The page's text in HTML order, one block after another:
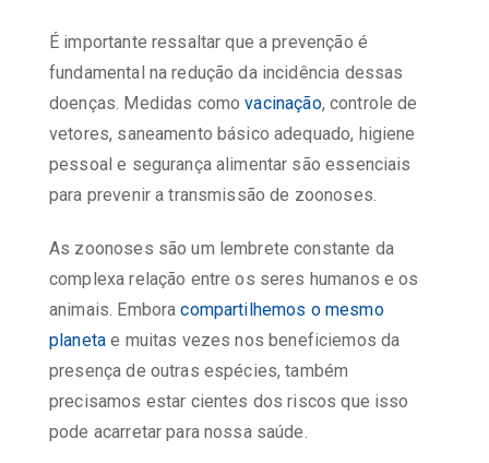
É importante ressaltar que a prevenção é
fundamental na redução da incidência dessas
doenças. Medidas comovacinação, controle de
vetores, saneamento básico adequado, higiene
pessoal e segurança alimentar são essenciais
para prevenir a transmissão de zoonoses.
As zoonoses são um lembrete constante da
complexa relação entre os seres humanos e os
animais. Emboracompartilhemos o mesmo
planeta e muitas vezes nos beneficiemos da
presença de outras espécies, também
precisamos estar cientes dos riscos que isso
pode acarretar para nossa saúde.